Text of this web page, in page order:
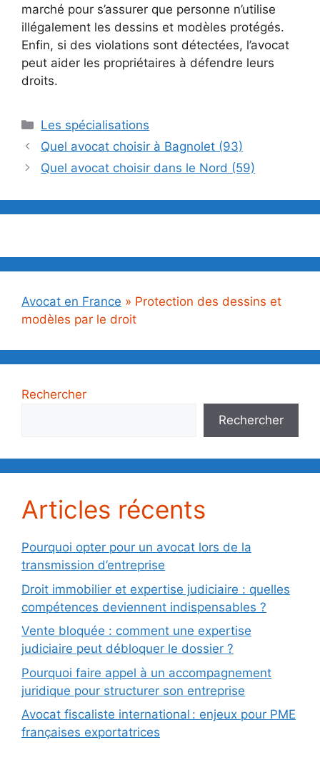
marché pour s’assurer que personne n’utilise
illégalement les dessins et modèles protégés.
Enfin, si des violations sont détectées, l’avocat
peut aider les propriétaires à défendre leurs
droits.
Catégories
Les spécialisations
Quel avocat choisir à Bagnolet (93)
Quel avocat choisir dans le Nord (59)
Avocat en France » Protection des dessins et
modèles par le droit
Rechercher
Rechercher
Articles récents
Pourquoi opter pour un avocat lors de la
transmission d’entreprise
Droit immobilier et expertise judiciaire : quelles
compétences deviennent indispensables ?
Vente bloquée : comment une expertise
judiciaire peut débloquer le dossier ?
Pourquoi faire appel à un accompagnement
juridique pour structurer son entreprise
Avocat fiscaliste international : enjeux pour PME
françaises exportatrices